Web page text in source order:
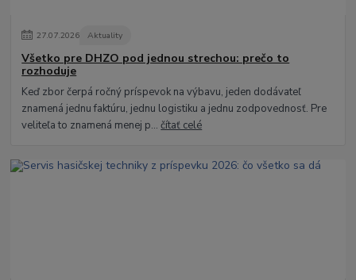
27.07.2026 Aktuality
Všetko pre DHZO pod jednou strechou: prečo to
rozhoduje
Keď zbor čerpá ročný príspevok na výbavu, jeden dodávateľ
znamená jednu faktúru, jednu logistiku a jednu zodpovednosť. Pre
veliteľa to znamená menej p...čítať celé